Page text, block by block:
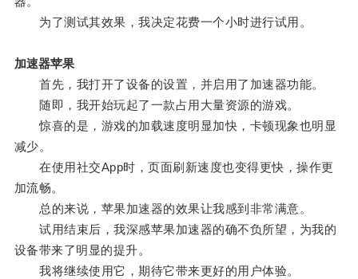
为了测试其效果，我决定花费一个小时进行试用。
加速器苹果
首先，我打开了设备的设置，并启用了加速器功能。
随即，我开始玩起了一款占用大量资源的游戏。
惊喜的是，游戏的加载速度明显加快，卡顿现象也明显
减少。
在使用社交App时，页面刷新速度也变得更快，操作更
加流畅。
总的来说，苹果加速器的效果让我感到非常满意。
试用结束后，我深感苹果加速器的确不负所望，为我的
设备带来了明显的提升。
我将继续使用它，期待它带来更好的用户体验。